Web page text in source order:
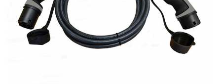
Incarcatoare acumulatori
Panouri fotovoltaice si accesorii
Panouri fotovoltaice
Sisteme prindere panouri